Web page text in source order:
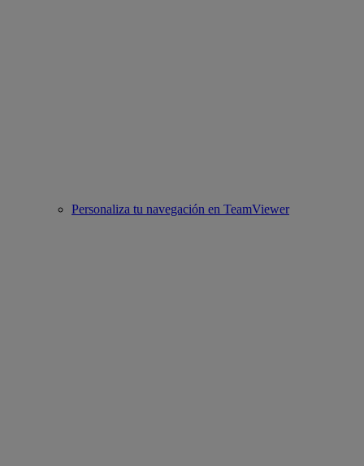
Personaliza tu navegación en TeamViewer